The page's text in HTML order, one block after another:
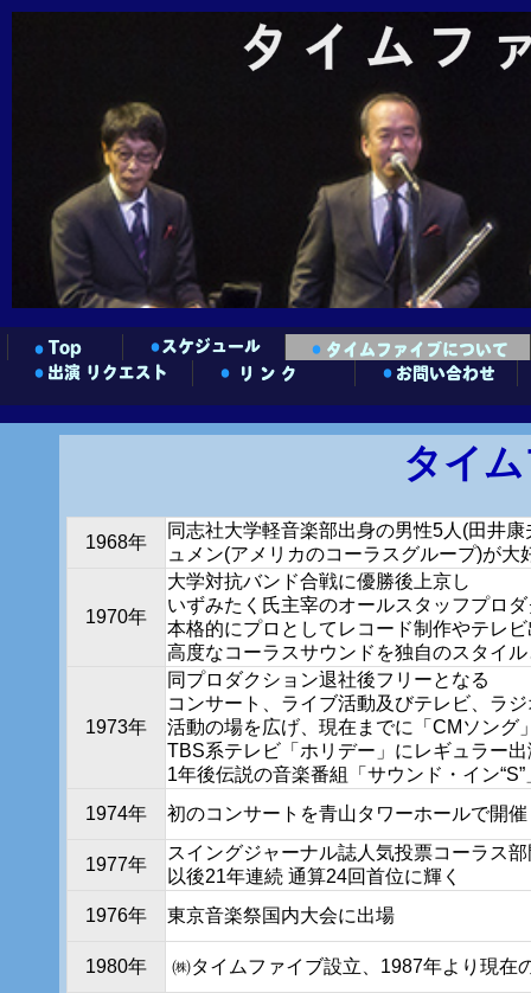
タイ
1968年
同志社大学軽音楽部出身の男性5人(田井
ュメン(アメリカのコーラスグループ)が大
1970年
大学対抗バンド合戦に優勝後上京し
いずみたく氏主宰のオールスタッフプロ
本格的にプロとしてレコード制作やテレ
高度なコーラスサウンドを独自のスタイ
1973年
同プロダクション退社後フリーとなる
コンサート、ライブ活動及びテレビ、ラ
活動の場を広げ、現在までに「CMソング
TBS系テレビ「ホリデー」にレギュラー
1年後伝説の音楽番組「サウンド・イン
1974年
初のコンサートを青山タワーホールで開催
1977年
スイングジャーナル誌人気投票コーラス
以後21年連続 通算24回首位に輝く
1976年
東京音楽祭国内大会に出場
1980年 ㈱タイムファイブ設立、1987年より現在